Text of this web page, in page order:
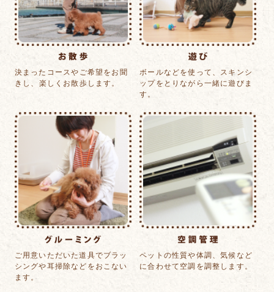
決まったコースや ご希望をお聞
きし、 楽しくお散歩します。
ボールなどを使って、
スキンシ
ップをとりながら 一緒に遊びま
す。
ご用意いただいた道具でブラッ
シングや耳掃除などをおこない
ます。
ペットの性質や体調、気候など
に合わせて 空調を調整します。